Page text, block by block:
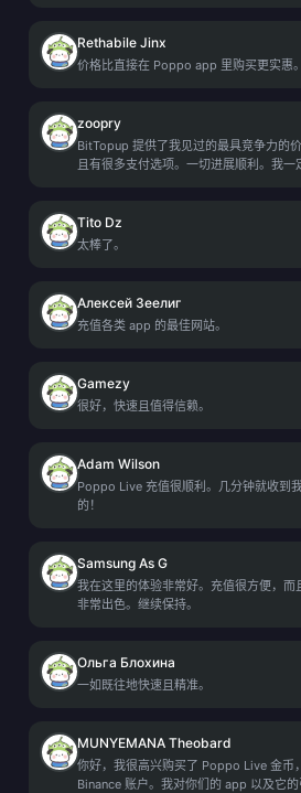
Rethabile Jinx
价格比直接在 Poppo app 里购买更实惠。
zoopry
BitTopup 提供了我见过的最具竞争力的
且有很多支付选项。一切进展顺利。我一
Tito Dz
太棒了。
Алексей Зеелиг
充值各类 app 的最佳网站。
Gamezy
很好，快速且值得信赖。
Adam Wilson
Poppo Live 充值很顺利。几分钟就收到
的！
Samsung As G
我在这里的体验非常好。充值很方便，
非常出色。继续保持。
Ольга Блохина
一如既往地快速且精准。
MUNYEMANA Theobard
你好，我很高兴购买了 Poppo Live 金币
Binance 账户。我对你们的 app 以及它的